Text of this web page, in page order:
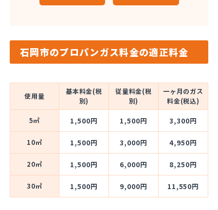
石岡市のプロパンガス料金の適正料金
使用量
基本料金(税
別)
従量料金(税
別)
一ヶ月のガス
料金(税込)
5㎥ 1,500円 1,500円 3,300円
10㎥ 1,500円 3,000円 4,950円
20㎥ 1,500円 6,000円 8,250円
30㎥ 1,500円 9,000円 11,550円